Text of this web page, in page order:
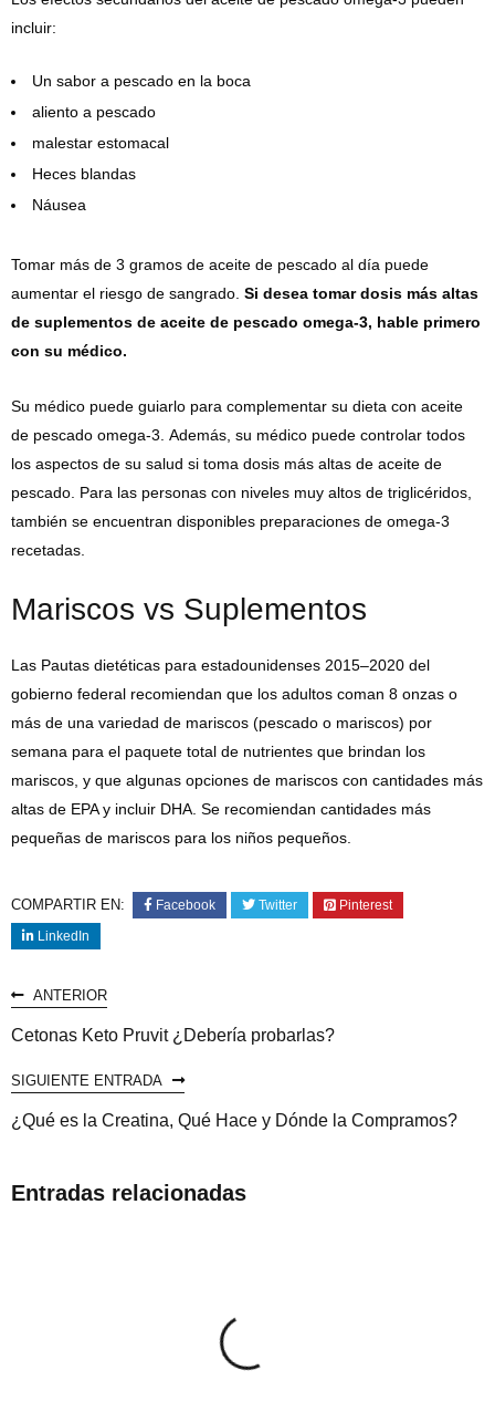
incluir:
Un sabor a pescado en la boca
aliento a pescado
malestar estomacal
Heces blandas
Náusea
Tomar más de 3 gramos de aceite de pescado al día puede
aumentar el riesgo de sangrado. Si desea tomar dosis más altas
de suplementos de aceite de pescado omega-3, hable primero
con su médico.
Su médico puede guiarlo para complementar su dieta con aceite
de pescado omega-3. Además, su médico puede controlar todos
los aspectos de su salud si toma dosis más altas de aceite de
pescado. Para las personas con niveles muy altos de triglicéridos,
también se encuentran disponibles preparaciones de omega-3
recetadas.
Mariscos vs Suplementos
Las Pautas dietéticas para estadounidenses 2015–2020 del
gobierno federal recomiendan que los adultos coman 8 onzas o
más de una variedad de mariscos (pescado o mariscos) por
semana para el paquete total de nutrientes que brindan los
mariscos, y que algunas opciones de mariscos con cantidades más
altas de EPA y incluir DHA. Se recomiendan cantidades más
pequeñas de mariscos para los niños pequeños.
COMPARTIR EN: Facebook Twitter
Pinterest
LinkedIn
ANTERIOR
Cetonas Keto Pruvit ¿Debería probarlas?
SIGUIENTE ENTRADA
¿Qué es la Creatina, Qué Hace y Dónde la Compramos?
Entradas relacionadas